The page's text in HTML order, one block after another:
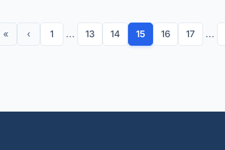
« ‹ 1 ... 13 14 15 16 17 ...